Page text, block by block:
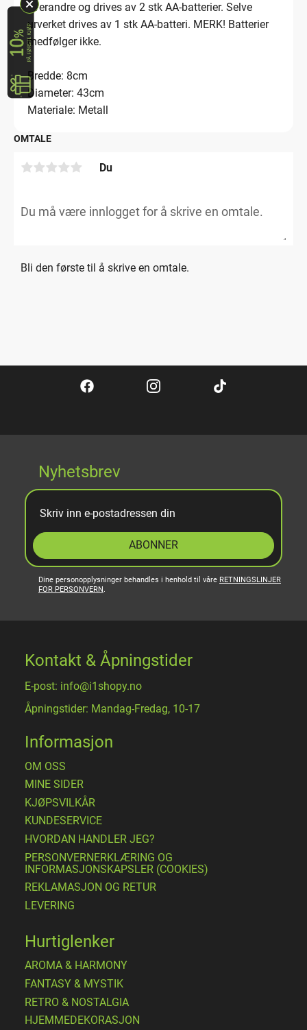
hverandre og drives av 2 stk AA-batterier. Selve
urverket drives av 1 stk AA-batteri. MERK! Batterier
medfølger ikke.
Bredde: 8cm
Diameter: 43cm
Materiale: Metall
OMTALE
Du
Bli den første til å skrive en omtale.
Nyhetsbrev
ABONNER
Dine personopplysninger behandles i henhold til våre RETNINGSLINJER
FOR PERSONVERN.
Kontakt & Åpningstider
E-post: info@i1shopy.no
Åpningstider: Mandag-Fredag, 10-17
Informasjon
OM OSS
MINE SIDER
​KJØPSVILKÅR
KUNDESERVICE
HVORDAN HANDLER JEG?
PERSONVERNERKLÆRING OG
INFORMASJONSKAPSLER (COOKIES)
REKLAMASJON OG RETUR
LEVERING
Hurtiglenker
AROMA & HARMONY
FANTASY & MYSTIK
RETRO & NOSTALGIA
HJEMMEDEKORASJON